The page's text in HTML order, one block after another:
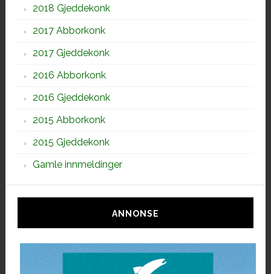
2018 Gjeddekonk
2017 Abborkonk
2017 Gjeddekonk
2016 Abborkonk
2016 Gjeddekonk
2015 Abborkonk
2015 Gjeddekonk
Gamle innmeldinger
ANNONSE